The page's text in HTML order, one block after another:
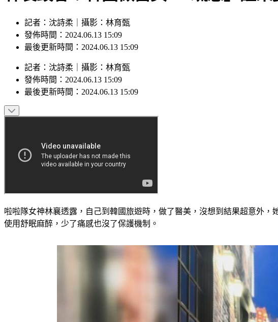
記者：沈詩柔｜攝影：林育甄
發佈時間：2024.06.13 15:09
最後更新時間：2024.06.13 15:09
記者 ： 沈詩柔 攝影 ： 林育甄
發佈時間： 2024.06.13 15:09
最後更新時間： 2024.06.13 15:09
啦啦隊女神林襄透露，自己到韓國旅遊時，做了醫美，沒想到結果超意外
使用舒眠麻醉，少了痛感也沒了保護機制。